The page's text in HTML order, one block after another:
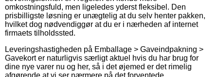
omkostningsfuld, men ligeledes yderst fleksibel. Den
prisbilligste løsning er unægtelig at du selv henter pakken,
hvilket dog nødvendiggør at du er i nærheden af internet
firmaets tilholdssted.
Leveringshastigheden på Emballage > Gaveindpakning >
Gavekort er naturligvis særligt aktuel hvis du har brug for
dine nye varer nu og her, så i det øjemed er det rimelig
afgørende at vi ser nærmere på det forventede